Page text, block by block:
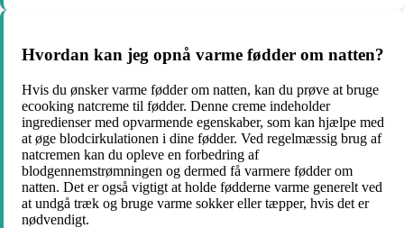
Hvordan kan jeg opnå varme fødder om natten?
Hvis du ønsker varme fødder om natten, kan du prøve at bruge
ecooking natcreme til fødder. Denne creme indeholder
ingredienser med opvarmende egenskaber, som kan hjælpe med
at øge blodcirkulationen i dine fødder. Ved regelmæssig brug af
natcremen kan du opleve en forbedring af
blodgennemstrømningen og dermed få varmere fødder om
natten. Det er også vigtigt at holde fødderne varme generelt ved
at undgå træk og bruge varme sokker eller tæpper, hvis det er
nødvendigt.